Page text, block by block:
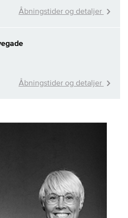
Åbningstider og detaljer
Åbningstider og detaljer